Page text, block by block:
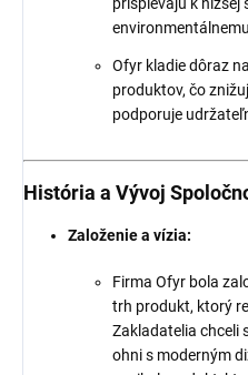
Ofyr kladie dôraz
produktov, čo
podporuje
História a Vývoj
Založenie a vízia:
Firma Ofyr bola
trh produkt, ktorý
Zakladatelia chceli
ohni s moderným